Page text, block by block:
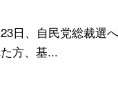
日、自民党総裁選
方、基...